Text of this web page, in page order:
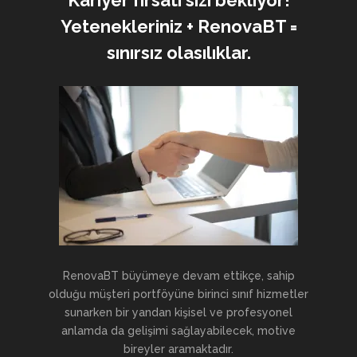
Yetenekleriniz + RenovaBT =
sınırsız olasılıklar.
RenovaBT büyümeye devam ettikçe, sahip
olduğu müşteri portföyüne birinci sınıf hizmetler
sunarken bir yandan kişisel ve profesyonel
anlamda da gelişimi sağlayabilecek, motive
bireyler aramaktadır.